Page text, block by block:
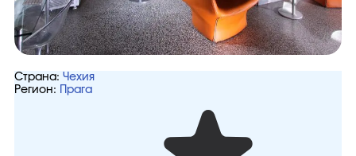
Страна: Чехия
Регион:
Прага